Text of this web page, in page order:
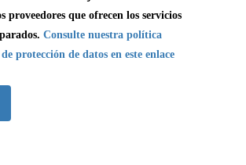
proveedores que ofrecen los servicios
Consulte nuestra política
protección de datos en este enlace